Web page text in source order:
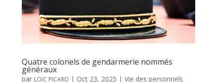
Quatre colonels de gendarmerie nommés
généraux
par LOÏC PICARD | Oct 23, 2025 | Vie des personnels